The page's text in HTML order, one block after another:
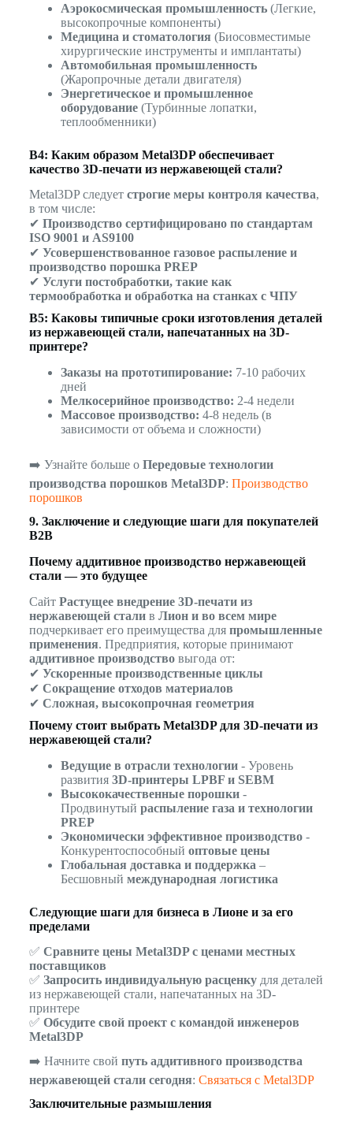
Аэрокосмическая промышленность(Легкие,
высокопрочные компоненты)
Медицина и стоматология (Биосовместимые
хирургические инструменты и имплантаты)
Автомобильная промышленность
(Жаропрочные детали двигателя)
Энергетическое и промышленное
оборудование(Турбинные лопатки,
теплообменники)
В4: Каким образом Metal3DP обеспечивает
качество 3D-печати из нержавеющей стали?
Metal3DP следует строгие меры контроля качества,
в том числе:
✔ Производство сертифицировано по стандартам
ISO 9001 и AS9100
✔ Усовершенствованное газовое распыление и
производство порошка PREP
✔ Услуги постобработки, такие как
термообработка и обработка на станках с ЧПУ
В5: Каковы типичные сроки изготовления деталей
из нержавеющей стали, напечатанных на 3D-
принтере?
Заказы на прототипирование: 7-10 рабочих
дней
Мелкосерийное производство: 2-4 недели
Массовое производство: 4-8 недель (в
зависимости от объема и сложности)
➡️ Узнайте больше о Передовые технологии
производства порошков Metal3DP: Производство
порошков
9. Заключение и следующие шаги для покупателей
B2B
Почему аддитивное производство нержавеющей
стали — это будущее
Сайт Растущее внедрение 3D-печати из
нержавеющей сталив Лион и во всем мире
подчеркивает его преимущества для промышленные
применения. Предприятия, которые принимают
аддитивное производствовыгода от:
✔ Ускоренные производственные циклы
✔ Сокращение отходов материалов
✔ Сложная, высокопрочная геометрия
Почему стоит выбрать Metal3DP для 3D-печати из
нержавеющей стали?
Ведущие в отрасли технологии- Уровень
развития 3D-принтеры LPBF и SEBM
Высококачественные порошки-
Продвинутый распыление газа и технологии
PREP
Экономически эффективное производство-
Конкурентоспособный оптовые цены
Глобальная доставка и поддержка –
Бесшовный международная логистика
Следующие шаги для бизнеса в Лионе и за его
пределами
✅ Сравните цены Metal3DP с ценами местных
поставщиков
✅ Запросить индивидуальную расценкудля деталей
из нержавеющей стали, напечатанных на 3D-
принтере
✅ Обсудите свой проект с командой инженеров
Metal3DP
➡️ Начните свой путь аддитивного производства
нержавеющей стали сегодня: Связаться с Metal3DP
Заключительные размышления